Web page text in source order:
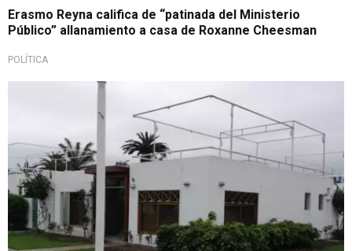
Erasmo Reyna califica de “patinada del Ministerio
Público” allanamiento a casa de Roxanne Cheesman
POLÍTICA